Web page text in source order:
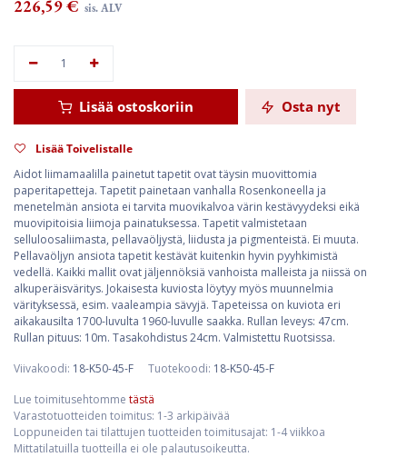
226,59€ sis. ALV
Lisää ostoskoriin Osta nyt
Lisää Toivelistalle
Aidot liimamaalilla painetut tapetit ovat täysin muovittomia
paperitapetteja. Tapetit painetaan vanhalla Rosenkoneella ja
menetelmän ansiota ei tarvita muovikalvoa värin kestävyydeksi eikä
muovipitoisia liimoja painatuksessa. Tapetit valmistetaan
selluloosaliimasta, pellavaöljystä, liidusta ja pigmenteistä. Ei muuta.
Pellavaöljyn ansiota tapetit kestävät kuitenkin hyvin pyyhkimistä
vedellä. Kaikki mallit ovat jäljennöksiä vanhoista malleista ja niissä on
alkuperäisväritys. Jokaisesta kuviosta löytyy myös muunnelmia
värityksessä, esim. vaaleampia sävyjä. Tapeteissa on kuviota eri
aikakausilta 1700-luvulta 1960-luvulle saakka. Rullan leveys: 47cm.
Rullan pituus: 10m. Tasakohdistus 24cm. Valmistettu Ruotsissa.
Viivakoodi: 18-K50-45-F Tuotekoodi: 18-K50-45-F
Lue toimitusehtomme tästä
Varastotuotteiden toimitus: 1-3 arkipäivää
Loppuneiden tai tilattujen tuotteiden toimitusajat: 1-4 viikkoa
Mittatilatuilla tuotteilla ei ole palautusoikeutta.